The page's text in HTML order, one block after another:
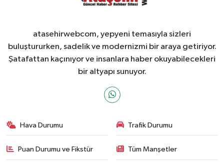
atasehirwebcom, yepyeni temasıyla sizleri
buluştururken, sadelik ve modernizmi bir araya getiriyor.
Şatafattan kaçınıyor ve insanlara haber okuyabilecekleri
bir altyapı sunuyor.
Hava Durumu Trafik Durumu
Puan Durumu ve Fikstür Tüm Manşetler